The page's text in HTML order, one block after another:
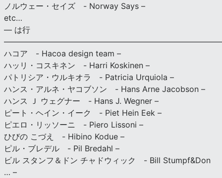
ノルウェー・セイズ - Norway Says –
etc…
— は行
ハコア - Hacoa design team –
ハッリ・コスキネン - Harri Koskinen –
パトリシア・ウルキオラ - Patricia Urquiola –
ハンス・アルネ・ヤコブソン - Hans Arne Jacobson –
ハンス Ｊ ウェグナー - Hans J. Wegner –
ピート・ヘイン・イーク - Piet Hein Eek –
ピエロ・リッソーニ - Piero Lissoni –
ひびの こづえ - Hibino Kodue –
ピル・ブレデル - Pil Bredahl –
ビル スタンフ＆ドン チャドウィック - Bill Stumpf&Don
… –